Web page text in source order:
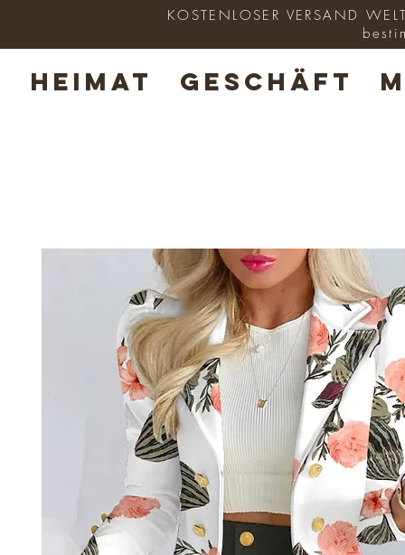
HEIMAT GESCHÄFT
KOSTENLOSER VERSAND